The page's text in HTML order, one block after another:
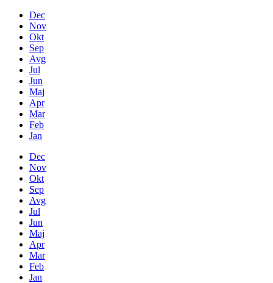
Dec
Nov
Okt
Sep
Avg
Jul
Jun
Maj
Apr
Mar
Feb
Jan
Dec
Nov
Okt
Sep
Avg
Jul
Jun
Maj
Apr
Mar
Feb
Jan